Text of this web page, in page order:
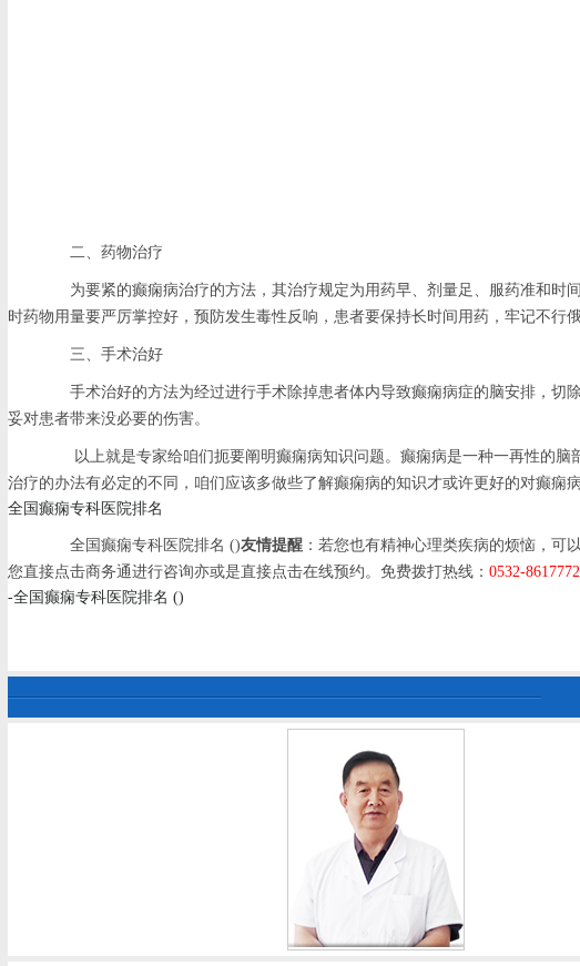
二、药物治疗
为要紧的癫痫病治疗的方法，其治疗规定为用药早、剂量足、服药准和时
时药物用量要严厉掌控好，预防发生毒性反响，患者要保持长时间用药，牢记不行
三、手术治好
手术治好的方法为经过进行手术除掉患者体内导致癫痫病症的脑安排，切
妥对患者带来没必要的伤害。
以上就是专家给咱们扼要阐明癫痫病知识问题。癫痫病是一种一再性的脑
治疗的办法有必定的不同，咱们应该多做些了解癫痫病的知识才或许更好的对癫痫
全国癫痫专科医院排名
全国癫痫专科医院排名 ()友情提醒：若您也有精神心理类疾病的烦恼，可
您直接点击商务通进行咨询亦或是直接点击在线预约。免费拨打热线： 0532-
-全国癫痫专科医院排名 ()